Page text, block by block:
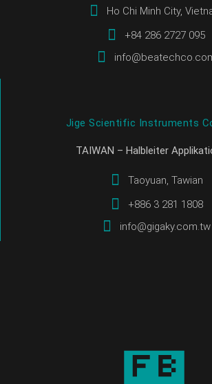
Ho Chi Minh City,
+84 286 2727 095
Jige Scientific Instruments
TAIWAN – Halbleiter
Taoyuan, Tawian
+886 3 281 1808
info@gigaky.com.tw